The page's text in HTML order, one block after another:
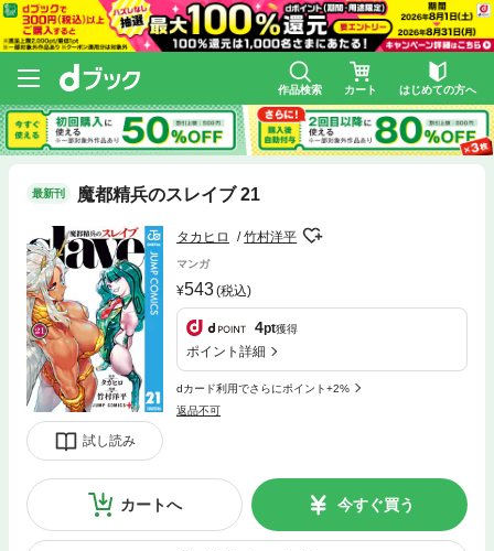
作品検索 カート はじめての方へ
最新刊 魔都精兵のスレイブ 21
試し読み
タカヒロ 竹村洋平
マンガ
543(税込)
4pt獲得
ポイント詳細
dカード利用でさらにポイント+2%
返品不可
カートへ 今すぐ買う